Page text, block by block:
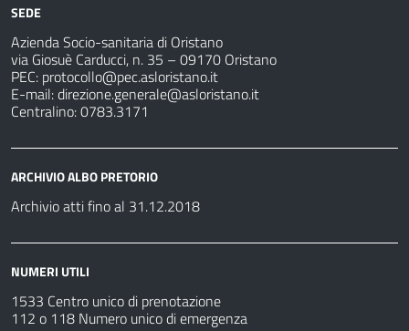
SEDE
Azienda Socio-sanitaria di Oristano
via Giosuè Carducci, n. 35 – 09170 Oristano
PEC: protocollo@pec.asloristano.it
E-mail:direzione.generale@asloristano.it
Centralino: 0783.3171
ARCHIVIO ALBO PRETORIO
Archivio atti fino al 31.12.2018
NUMERI UTILI
1533 Centro unico di prenotazione
112 o 118 Numero unico di emergenza